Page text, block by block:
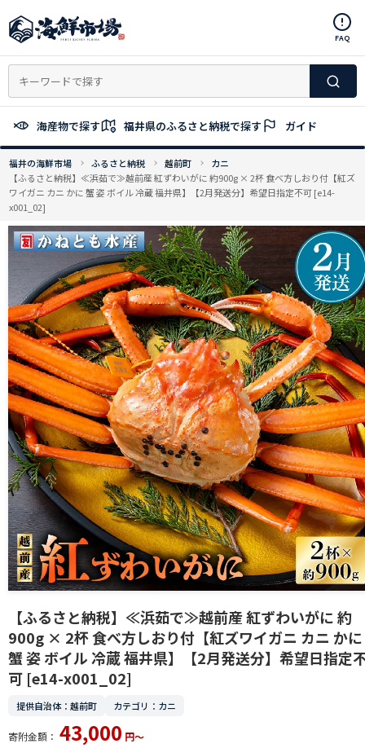
ン
ン
へ
ッ
FAQ
海産物で探す 福井県のふるさと納税で探す ガイド
福井の海鮮市場 ふるさと納税 越前町
カニ
【ふるさと納税】≪浜茹で≫越前産 紅ずわいがに 約900g × 2杯 食べ方しおり付【紅ズ
ワイガニ カニ かに 蟹 姿 ボイル 冷蔵 福井県】【2月発送分】希望日指定不可 [e14-
x001_02]
【ふるさと納税】≪浜茹で≫越前産 紅ずわいがに 約
900g × 2杯 食べ方しおり付【紅ズワイガニ カニ かに
蟹 姿 ボイル 冷蔵 福井県】【2月発送分】希望日指定
可 [e14-x001_02]
提供自治体：越前町 カテゴリ：カニ
寄附金額： 43,000 円～